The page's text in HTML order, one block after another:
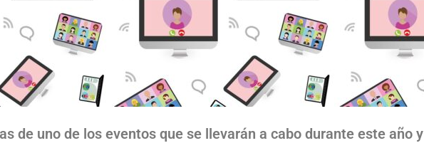
de uno de los eventos que se llevarán a cabo durante este año y